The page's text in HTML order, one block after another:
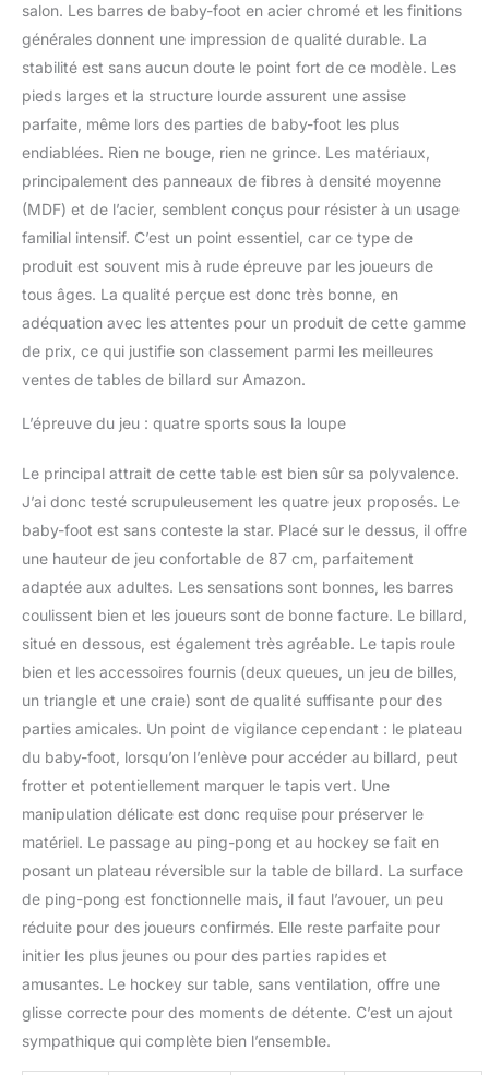
salon. Les barres de baby-foot en acier chromé et les finitions
générales donnent une impression de qualité durable. La
stabilité est sans aucun doute le point fort de ce modèle. Les
pieds larges et la structure lourde assurent une assise
parfaite, même lors des parties de baby-foot les plus
endiablées. Rien ne bouge, rien ne grince. Les matériaux,
principalement des panneaux de fibres à densité moyenne
(MDF) et de l’acier, semblent conçus pour résister à un usage
familial intensif. C’est un point essentiel, car ce type de
produit est souvent mis à rude épreuve par les joueurs de
tous âges. La qualité perçue est donc très bonne, en
adéquation avec les attentes pour un produit de cette gamme
de prix, ce qui justifie son classement parmi les meilleures
ventes de tables de billard sur Amazon.
L’épreuve du jeu : quatre sports sous la loupe
Le principal attrait de cette table est bien sûr sa polyvalence.
J’ai donc testé scrupuleusement les quatre jeux proposés. Le
baby-foot est sans conteste la star. Placé sur le dessus, il offre
une hauteur de jeu confortable de 87 cm, parfaitement
adaptée aux adultes. Les sensations sont bonnes, les barres
coulissent bien et les joueurs sont de bonne facture. Le billard,
situé en dessous, est également très agréable. Le tapis roule
bien et les accessoires fournis (deux queues, un jeu de billes,
un triangle et une craie) sont de qualité suffisante pour des
parties amicales. Un point de vigilance cependant : le plateau
du baby-foot, lorsqu’on l’enlève pour accéder au billard, peut
frotter et potentiellement marquer le tapis vert. Une
manipulation délicate est donc requise pour préserver le
matériel. Le passage au ping-pong et au hockey se fait en
posant un plateau réversible sur la table de billard. La surface
de ping-pong est fonctionnelle mais, il faut l’avouer, un peu
réduite pour des joueurs confirmés. Elle reste parfaite pour
initier les plus jeunes ou pour des parties rapides et
amusantes. Le hockey sur table, sans ventilation, offre une
glisse correcte pour des moments de détente. C’est un ajout
sympathique qui complète bien l’ensemble.